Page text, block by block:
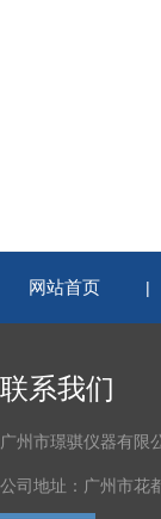
网站首页 |
联系我们
广州市璟骐仪器有限
公司地址：广州市花